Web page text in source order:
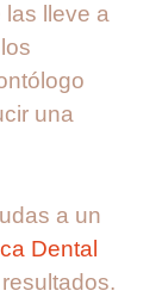
lleve a
una
a un
Dental